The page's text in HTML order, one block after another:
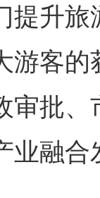
提升
游客
审批
业融